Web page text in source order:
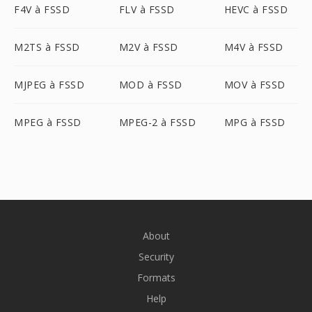
F4V à FSSD FLV à FSSD HEVC à FSSD
M2TS à FSSD M2V à FSSD M4V à FSSD
MJPEG à FSSD MOD à FSSD MOV à FSSD
MPEG à FSSD MPEG-2 à FSSD MPG à FSSD
About
Security
Formats
Help